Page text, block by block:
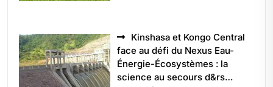
Kinshasa et Kongo Central
face au défi du Nexus Eau-
Énergie-Écosystèmes : la
science au secours d&rs…